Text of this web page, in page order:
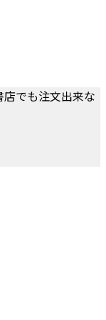
でも注文出来な